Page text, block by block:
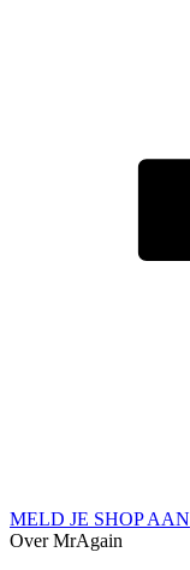
MELD JE SHOP AAN
Over MrAgain